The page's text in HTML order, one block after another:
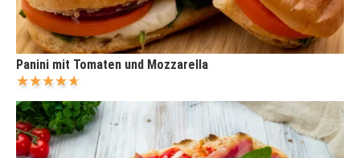
Panini mit Tomaten und Mozzarella